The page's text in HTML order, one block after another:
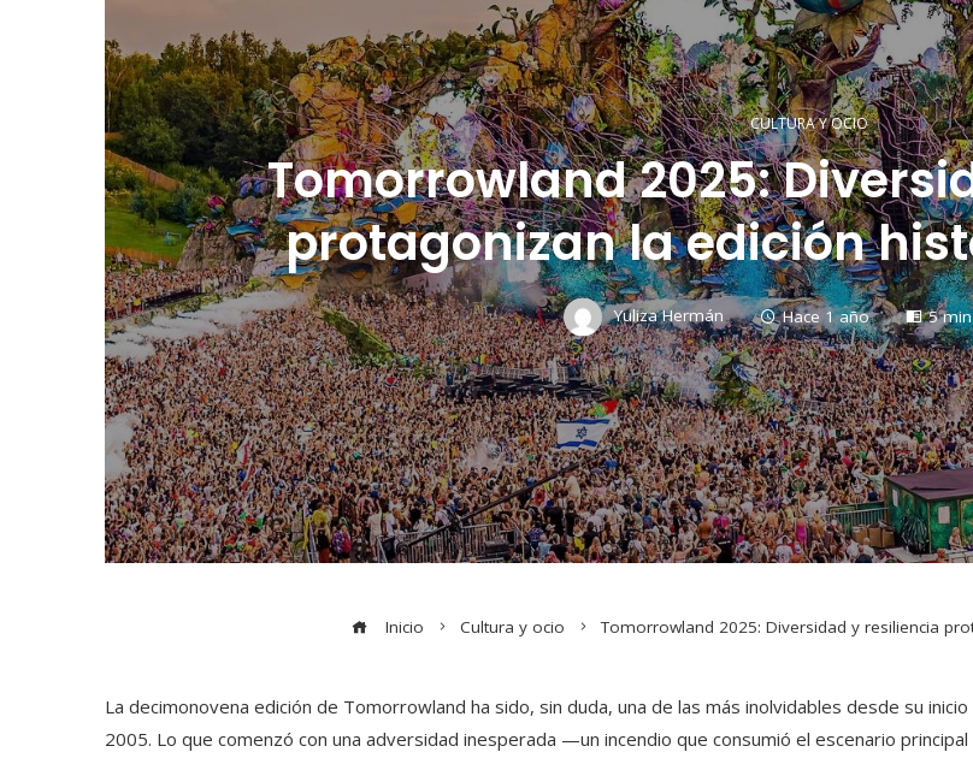
CULTURA Y OCIO
Tomorrowland 2025:
protagonizan la edición
Yuliza Hermán Hace 1 año 5
Inicio Cultura y ocio Tomorrowland 2025: Diversidad y resiliencia
La decimonovena edición de Tomorrowland ha sido, sin duda, una de las más inolvidables desde su inicio
2005. Lo que comenzó con una adversidad inesperada —un incendio que consumió el escenario principal